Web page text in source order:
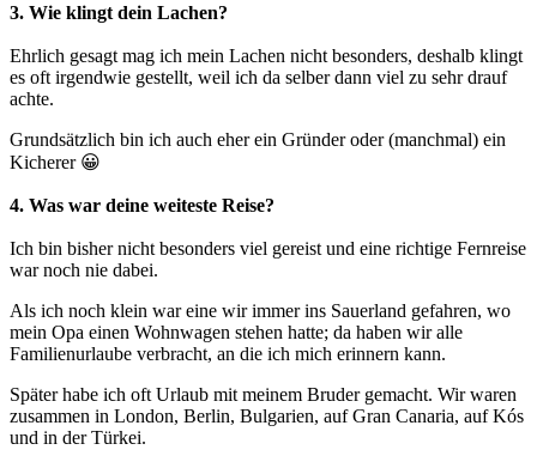
3. Wie klingt dein Lachen?
Ehrlich gesagt mag ich mein Lachen nicht besonders, deshalb klingt
es oft irgendwie gestellt, weil ich da selber dann viel zu sehr drauf
achte.
Grundsätzlich bin ich auch eher ein Gründer oder (manchmal) ein
Kicherer 😀
4. Was war deine weiteste Reise?
Ich bin bisher nicht besonders viel gereist und eine richtige Fernreise
war noch nie dabei.
Als ich noch klein war eine wir immer ins Sauerland gefahren, wo
mein Opa einen Wohnwagen stehen hatte; da haben wir alle
Familienurlaube verbracht, an die ich mich erinnern kann.
Später habe ich oft Urlaub mit meinem Bruder gemacht. Wir waren
zusammen in London, Berlin, Bulgarien, auf Gran Canaria, auf Kós
und in der Türkei.